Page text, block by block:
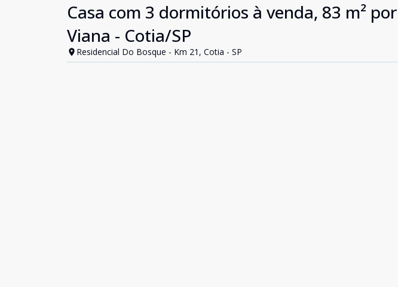
Casa com 3 dormitórios à venda, 83 m²
Viana - Cotia/SP
Residencial Do Bosque - Km 21, Cotia - SP